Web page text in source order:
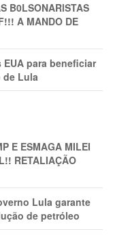
B0LSONARlSTAS
A MANDO DE
para beneficiar
de Lula
E ESMAGA MILEI
RETALIAÇÃO
Lula garante
de petróleo